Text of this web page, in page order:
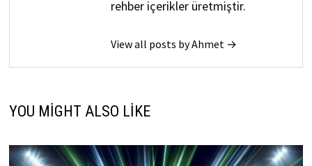
rehber içerikler üretmiştir.
View all posts by Ahmet →
YOU MIGHT ALSO LIKE